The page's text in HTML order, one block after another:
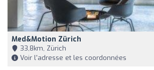
Med&motion Zürich
33,8km, Zürich
Voir l'adresse et les coordonnées